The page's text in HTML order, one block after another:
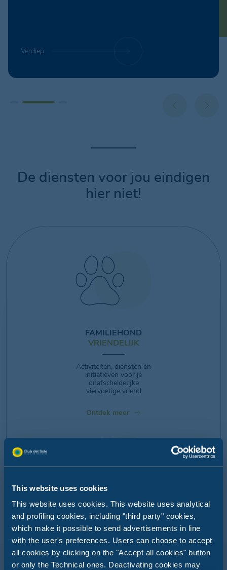
This website uses cookies
This website uses cookies. This website uses analytical
and profiling cookies, including "third party" cookies,
which make it possible to send advertisements in line
with the user's preferences. Users can choose to accept
all cookies by clicking on the "Accept all cookies" button
or only the Technical ones. Deactivating cookies may
Verdiep
De diensten voor jou eindigen
hier niet!
FAMILIEHOND
VRIENDELIJK
Activiteiten, diensten en
initiatieven voor je
onafscheidelijke
viervoetige vriend
Ontdek meer
MIJN SLIMME GELD
ARMBAND
Geniet van een zorgeloze
vakantie met de cashless
betaling van Club del